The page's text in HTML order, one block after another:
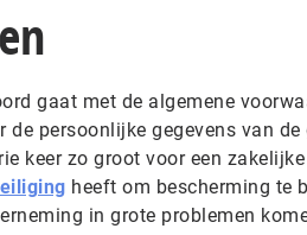
gaat met de algemene
persoonlijke gegevens van
keer zo groot voor een
heeft om bescherming te
in grote problemen